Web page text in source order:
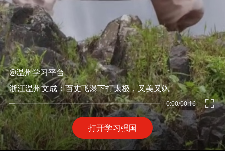
打开学习强国
0:00/00:16
@温州学习平台
浙江温州文成：百丈飞瀑下打太极，又美又飒